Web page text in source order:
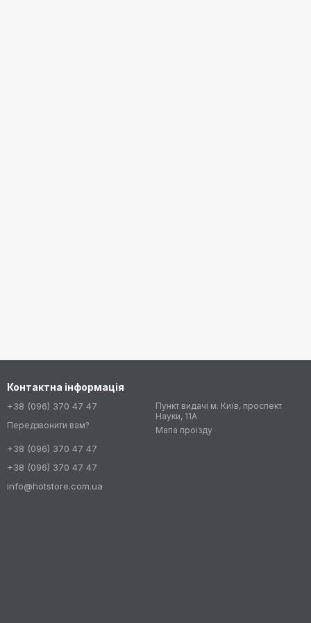
Контактна інформація
+38 (096) 370 47 47
Передзвонити вам?
+38 (096) 370 47 47
+38 (096) 370 47 47
info@hotstore.com.ua
Пункт видачі м. Київ, проспект
Науки, 11А
Мапа проїзду